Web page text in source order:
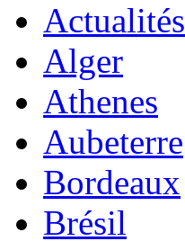
Actualités
Alger
Athenes
Aubeterre
Bordeaux
Brésil